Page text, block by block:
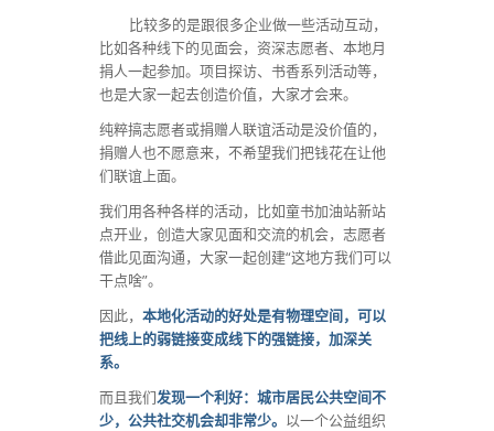
比较多的是跟很多企业做一些活动互动，
比如各种线下的见面会，资深志愿者、本地月
捐人一起参加。项目探访、书香系列活动等，
也是大家一起去创造价值，大家才会来。
纯粹搞志愿者或捐赠人联谊活动是没价值的，
捐赠人也不愿意来，不希望我们把钱花在让他
们联谊上面。
我们用各种各样的活动，比如童书加油站新站
点开业，创造大家见面和交流的机会，志愿者
借此见面沟通，大家一起创建“这地方我们可以
干点啥”。
因此， 本地化活动的好处是有物理空间，可以
把线上的弱链接变成线下的强链接，加深关
系。
而且我们发现一个利好：城市居民公共空间不
少，公共社交机会却非常少。 以一个公益组织